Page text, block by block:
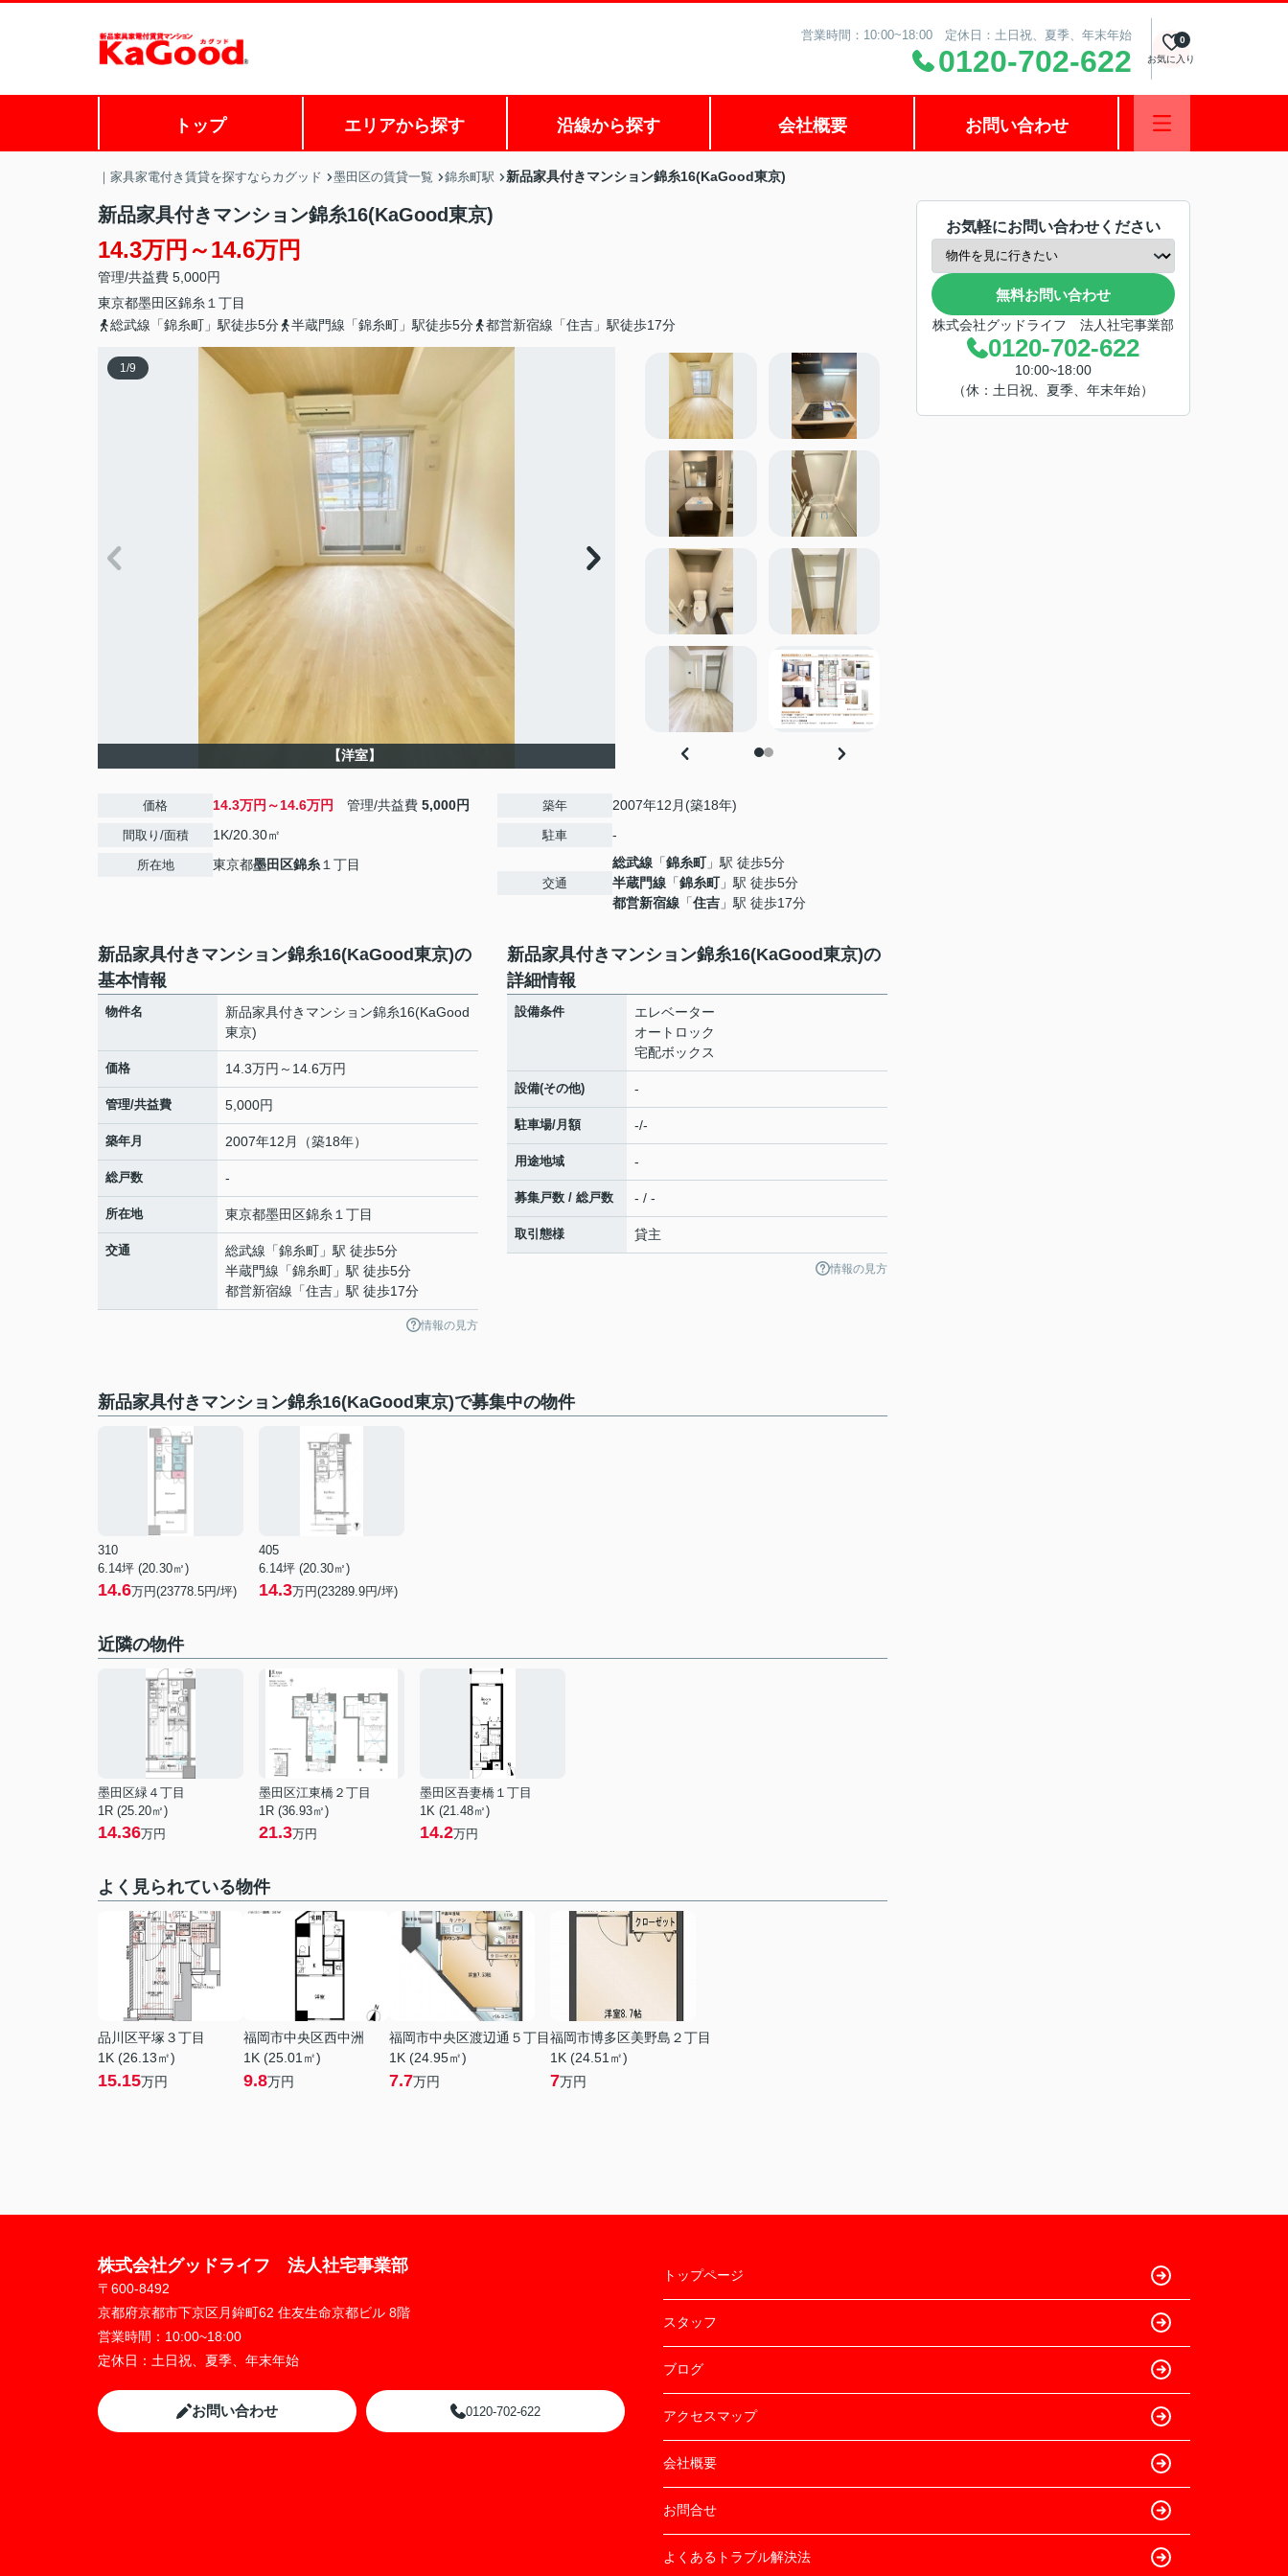
営業時間：10:00~18:00 定休日：土日祝、夏季、年末年始
0120-702-622 お気に入り
0
トップ エリアから探す 沿線から探す 会社概要 お問い合わせ
｜家具家電付き賃貸を探すならカグッド 墨田区の賃貸一覧 錦糸町駅 新品家具付きマンション錦糸16(KaGood東京)
新品家具付きマンション錦糸16(KaGood東京)
14.3万円～14.6万円
管理/共益費 5,000円
東京都墨田区錦糸 １丁目
総武線「錦糸町」駅徒歩5分
半蔵門線「錦糸町」駅徒歩5分 都営新宿線「住吉」駅徒歩17分
1/9
【洋室】
価格 14.3万円～14.6万円 管理/共益費 5,000円
間取り/面積 1K/20.30㎡
所在地 東京都墨田区錦糸 １丁目
築年 2007年12月(築18年)
駐車 -
交通
総武線 「錦糸町」駅 徒歩5分
半蔵門線 「錦糸町」駅 徒歩5分
都営新宿線 「住吉 」駅 徒歩17分
新品家具付きマンション錦糸16(KaGood東京)の
基本情報
物件名
新品家具付きマンション錦糸16(KaGood
東京)
価格 14.3万円～14.6万円
管理/共益費 5,000円
築年月 2007年12月（築18年）
総戸数 -
所在地 東京都墨田区錦糸 １丁目
交通 総武線 「錦糸町 」駅 徒歩5分
半蔵門線 「錦糸町 」駅 徒歩5分
都営新宿線 「住吉 」駅 徒歩17分
情報の見方
新品家具付きマンション錦糸16(KaGood東京)の
詳細情報
設備条件
エレベーター
オートロック
宅配ボックス
設備(その他) -
駐車場/月額 -/-
用途地域 -
募集戸数 / 総戸数 - / -
取引態様 貸主
情報の見方
新品家具付きマンション錦糸16(KaGood東京)で募集中の物件
310
6.14坪 (20.30㎡)
14.6万円(23778.5円/坪)
405
6.14坪 (20.30㎡)
14.3万円(23289.9円/坪)
近隣の物件
墨田区緑４丁目
1R (25.20㎡)
14.36万円
墨田区江東橋２丁目
1R (36.93㎡)
21.3万円
墨田区吾妻橋１丁目
1K (21.48㎡)
14.2万円
よく見られている物件
品川区平塚３丁目
1K (26.13㎡)
15.15万円
福岡市中央区西中洲
1K (25.01㎡)
9.8万円
福岡市中央区渡辺通５丁目
1K (24.95㎡)
7.7万円
福岡市博多区美野島２丁目
1K (24.51㎡)
7万円
お気軽にお問い合わせください
無料お問い合わせ
株式会社グッドライフ 法人社宅事業部
0120-702-622
10:00~18:00
（休：土日祝、夏季、年末年始）
株式会社グッドライフ 法人社宅事業部
〒600-8492
京都府京都市下京区月鉾町62 住友生命京都ビル 8階
営業時間： 10:00~18:00
定休日： 土日祝、夏季、年末年始
お問い合わせ 0120-702-622
トップページ
スタッフ
ブログ
アクセスマップ
会社概要
お問合せ
よくあるトラブル解決法